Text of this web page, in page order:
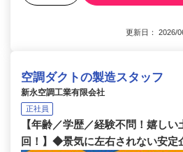
更新日： 2026/
空調ダクトの製造スタッフ
新永空調工業有限会社
正社員
【年齢／学歴／経験不問！嬉し
回！】◆景気に左右されない安定